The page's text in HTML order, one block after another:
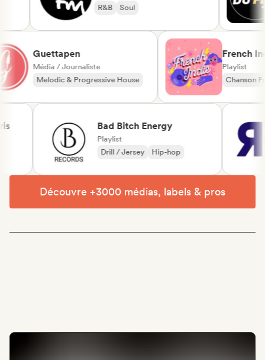
R&B
Soul
Guettapen
Média / Journaliste
Melodic & Progressive House
Bad Bitch Energy
Playlist
Drill / Jersey
Hip-hop
Découvre +3000 médias, labels & pros